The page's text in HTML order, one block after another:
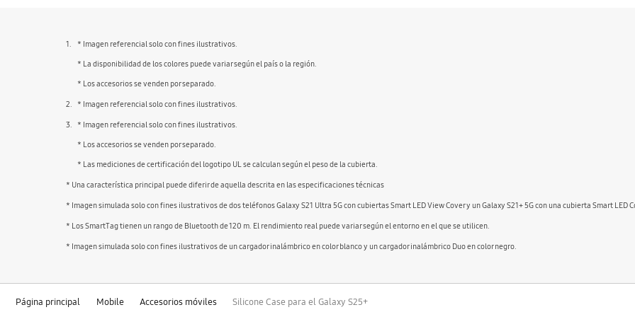
1. * Imagen referencial solo con fines ilustrativos.
* La disponibilidad de los colores puede variar según el país o la región.
* Los accesorios se venden por separado.
2. * Imagen referencial solo con fines ilustrativos.
3. * Imagen referencial solo con fines ilustrativos.
* Los accesorios se venden por separado.
* Las mediciones de certificación del logotipo UL se calculan según el peso de la cubierta.
* Una característica principal puede diferir de aquella descrita en las especificaciones técnicas
* Imagen simulada solo con fines ilustrativos de dos teléfonos Galaxy S21 Ultra 5G con cubiertas Smart LED View Cover y un Galaxy S21+ 5G con una cubierta Smart LED
* Los SmartTag tienen un rango de Bluetooth de 120 m. El rendimiento real puede variar según el entorno en el que se utilicen.
* Imagen simulada solo con fines ilustrativos de un cargador inalámbrico en color blanco y un cargador inalámbrico Duo en color negro.
Página principal Mobile Accesorios móviles Silicone Case para el Galaxy S25+